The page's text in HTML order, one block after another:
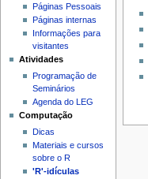
Páginas Pessoais
Páginas internas
Informações para
visitantes
Atividades
Programação de
Seminários
Agenda do LEG
Computação
Dicas
Materiais e cursos
sobre o R
'R'-idículas